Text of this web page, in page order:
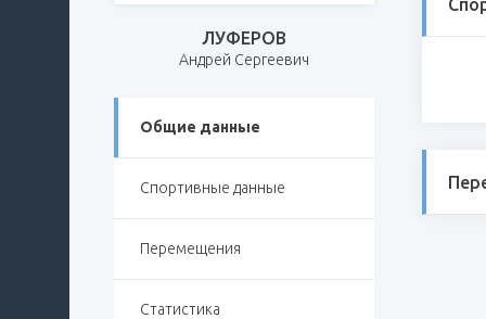
ЛУФЕРОВ
Андрей Сергеевич
Общие данные
Спортивные данные
Перемещения
Статистика